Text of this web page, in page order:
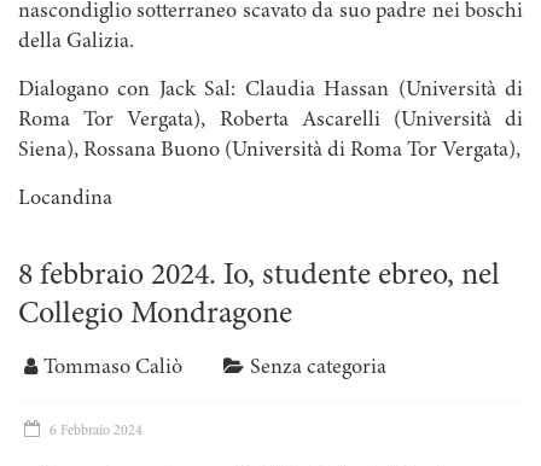
nascondiglio sotterraneo scavato da suo padre nei boschi
della Galizia.
Dialogano con Jack Sal: Claudia Hassan (Università di
Roma Tor Vergata), Roberta Ascarelli (Università di
Siena), Rossana Buono (Università di Roma Tor Vergata),
Locandina
8 febbraio 2024. Io, studente ebreo, nel
Collegio Mondragone
Tommaso Caliò Senza categoria
6 Febbraio 2024